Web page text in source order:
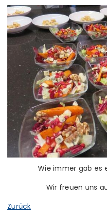
Wie immer gab es
Wir freuen uns
Zurück